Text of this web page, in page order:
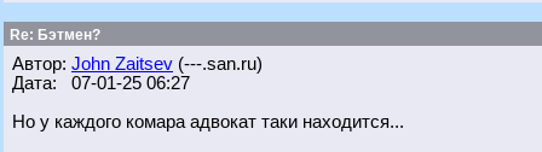
Re: Бэтмен?
Автор: John Zaitsev (---.san.ru)
Дата: 07-01-25 06:27
Но у каждого комара адвокат таки находится...